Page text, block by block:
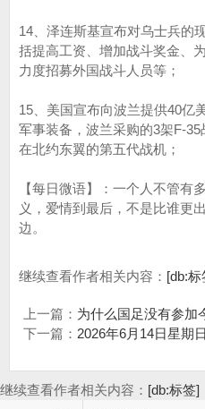
14、泽连斯基宣布对乌士兵的
括提高工资、增加战斗奖金、
力度招募外国战斗人员等；
15、美国宣布向波兰提供40亿
军事装备，波兰采购的3架F-
在北约东翼的第五代战机；
【每日微语】：一个人不管有
义，爱情到最后，不是比谁更
边。
继续查看作者相关内容： [db:标
上一篇： 为什么国足没有参加
下一篇： 2026年6月14日星期
继续查看作者相关内容： [db:标签]